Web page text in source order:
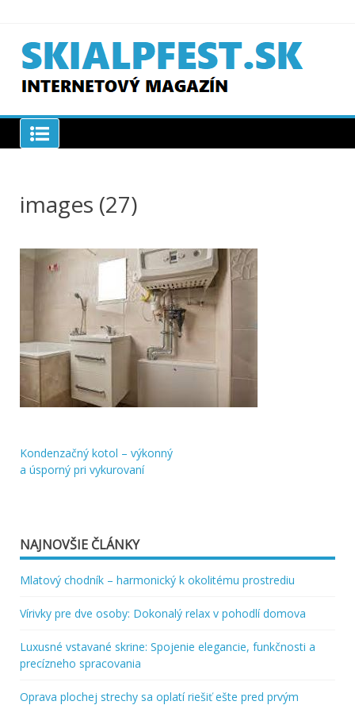
content
SKIAPLFEST.SK
images (27)
Navigácia
Kondenzačný kotol – výkonný
a úsporný pri vykurovaní
NAJNOVŠIE ČLÁNKY
Mlatový chodník – harmonický k okolitému prostrediu
Vírivky pre dve osoby: Dokonalý relax v pohodlí domova
Luxusné vstavané skrine: Spojenie elegancie, funkčnosti a
precízneho spracovania
Oprava plochej strechy sa oplatí riešiť ešte pred prvým